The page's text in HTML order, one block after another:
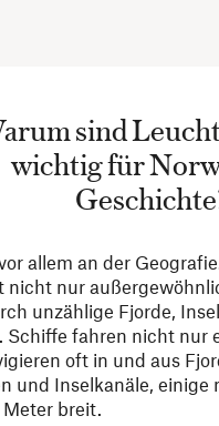
sind
wichtig für
allem an der
nicht nur
unzählige Fjorde,
Schiffe fahren nicht nur
oft in und aus
und Inselkanäle, einige
breit.